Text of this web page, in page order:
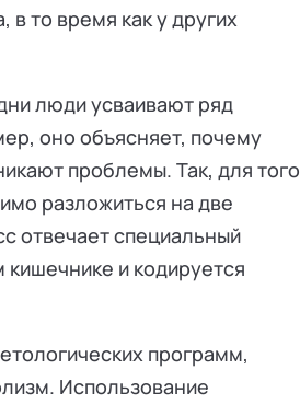
в то время как у других
люди усваивают ряд
оно объясняет, почему
проблемы. Так, для того
разложиться на две
отвечает специальный
и кодируется
программ,
Использование